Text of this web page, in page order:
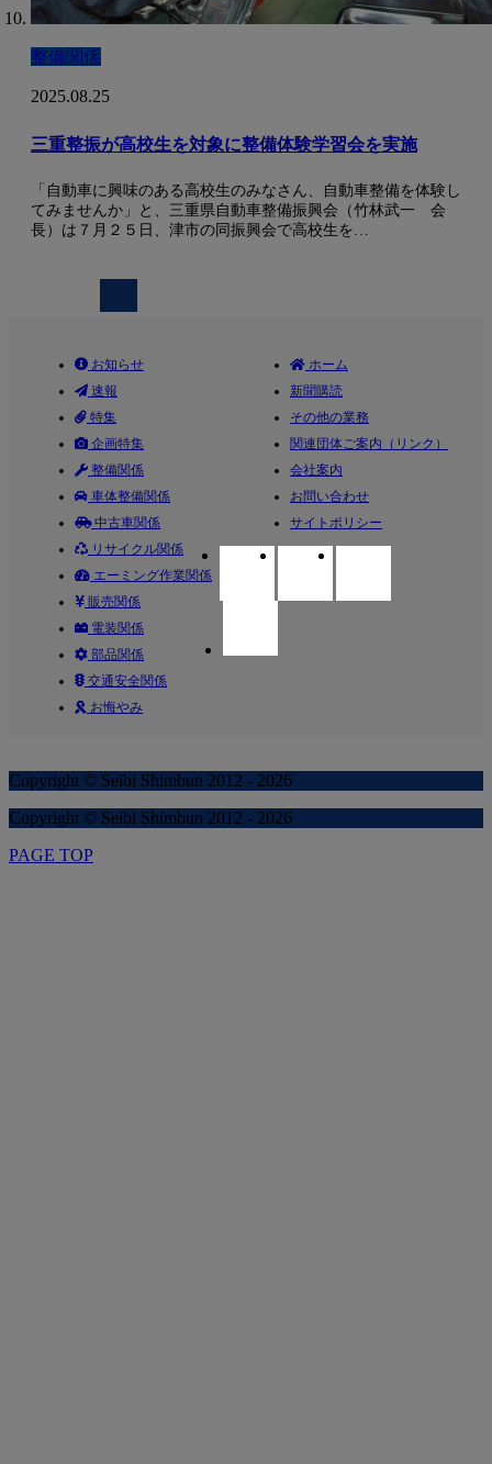
整備関係
2025.08.25
三重整振が高校生を対象に整備体験学習会を実施
「自動車に興味のある高校生のみなさん、自動車整備を体験し
てみませんか」と、三重県自動車整備振興会（竹林武一 会
長）は７月２５日、津市の同振興会で高校生を…
お知らせ
速報
特集
企画特集
整備関係
車体整備関係
中古車関係
リサイクル関係
エーミング作業関係
販売関係
電装関係
部品関係
交通安全関係
お悔やみ
ホーム
新聞購読
その他の業務
関連団体ご案内（リンク）
会社案内
お問い合わせ
サイトポリシー
Copyright © Seibi Shimbun 2012 - 2026
Copyright © Seibi Shimbun 2012 - 2026
PAGE TOP